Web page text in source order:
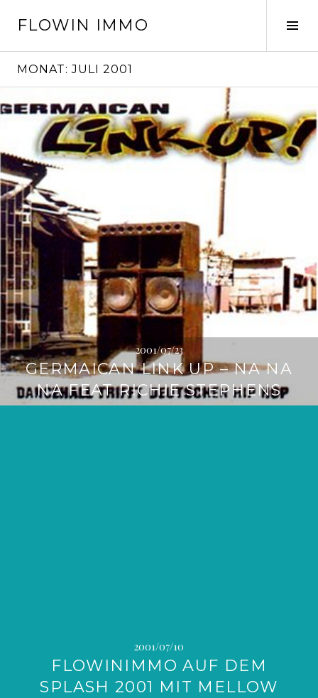
zumFLOWIN IMMO
MONAT:JULI 2001
2001/07/23
GERMAICAN LINK UP – NA NA
NA FEAT RICHIE STEPHENS
2001/07/10
FLOWINIMMO AUF DEM
SPLASH 2001 MIT MELLOW